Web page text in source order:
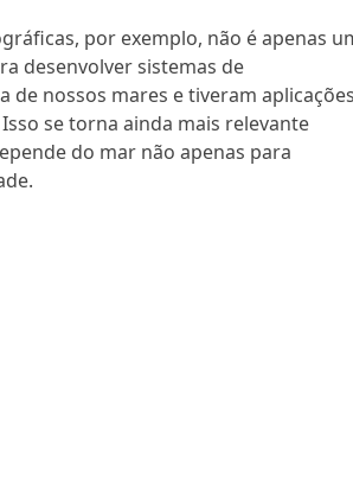
por exemplo, não é apenas
desenvolver sistemas de
nossos mares e tiveram aplicações
se torna ainda mais relevante
do mar não apenas para